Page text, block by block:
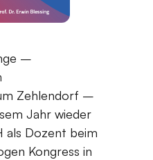
–
Zehlendorf –
Jahr wieder
als Dozent beim
Kongress in